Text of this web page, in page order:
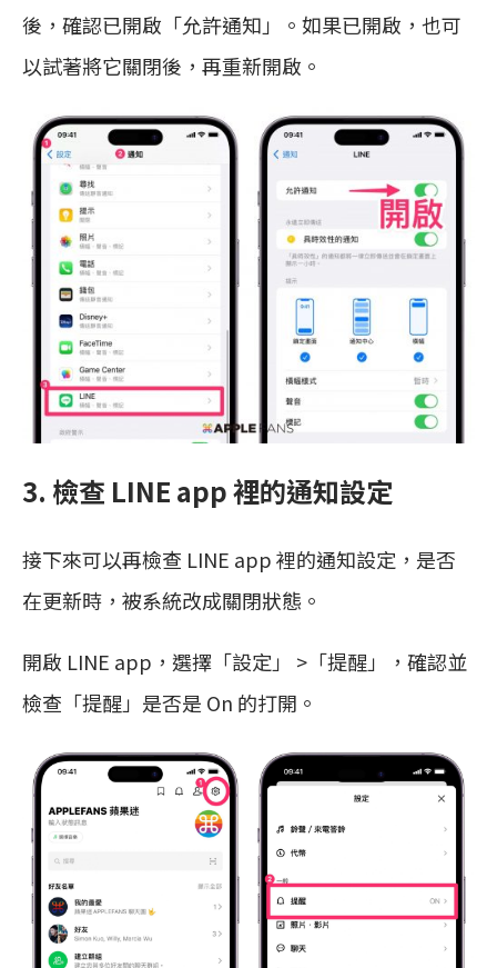
後，確認已開啟「允許通知」。如果已開啟，也可
以試著將它關閉後，再重新開啟。
3. 檢查 LINE app 裡的通知設定
接下來可以再檢查 LINE app 裡的通知設定，是否
在更新時，被系統改成關閉狀態。
開啟 LINE app，選擇「設定」 >「提醒」，確認並
檢查「提醒」是否是 On 的打開。